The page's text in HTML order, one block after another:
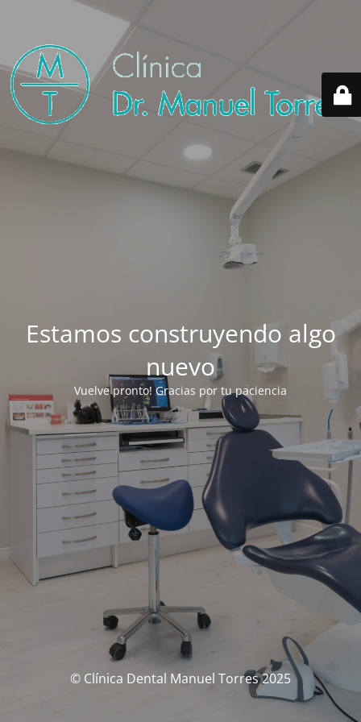
Estamos construyendo algo
nuevo
Vuelve pronto! Gracias por tu paciencia
© Clínica Dental Manuel Torres 2025